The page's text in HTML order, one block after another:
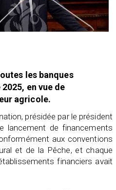
les banques
en vue de
agricole.
présidée par le président
lancement de financements
aux conventions
et de la Pêche, et chaque
financiers avait